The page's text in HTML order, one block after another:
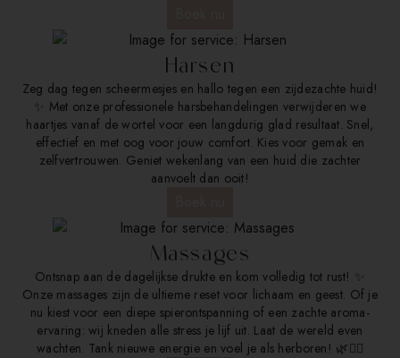
Harsen
Zeg dag tegen scheermesjes en hallo tegen een zijdezachte huid!
✨ Met onze professionele harsbehandelingen verwijderen we
haartjes vanaf de wortel voor een langdurig glad resultaat. Snel,
effectief en met oog voor jouw comfort. Kies voor gemak en
zelfvertrouwen. Geniet wekenlang van een huid die zachter
aanvoelt dan ooit!
Massages
Ontsnap aan de dagelijkse drukte en kom volledig tot rust! ✨
Onze massages zijn de ultieme reset voor lichaam en geest. Of je
nu kiest voor een diepe spierontspanning of een zachte aroma-
ervaring: wij kneden alle stress je lijf uit. Laat de wereld even
wachten. Tank nieuwe energie en voel je als herboren! 🌿💆‍♂️